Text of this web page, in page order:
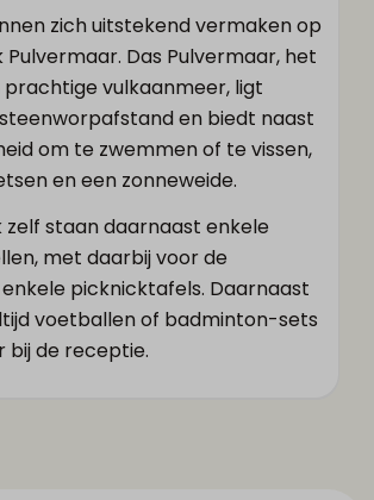
zich uitstekend vermaken op
Pulvermaar. Das Pulvermaar, het
vulkaanmeer, ligt
en biedt naast
om te zwemmen of te vissen,
en een zonneweide.
staan daarnaast enkele
met daarbij voor de
picknicktafels. Daarnaast
voetballen of badminton-sets
bij de receptie.